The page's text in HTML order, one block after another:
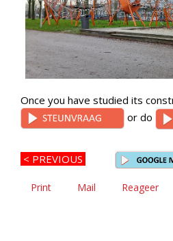
Once you have studied its
or do
< PREVIOUS
Print Mail Reageer